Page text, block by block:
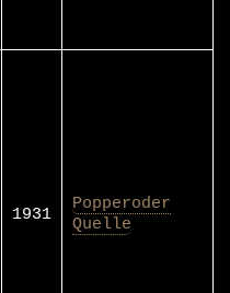
1931
Popperoder
Quelle